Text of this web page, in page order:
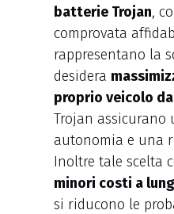
batterie Trojan,
comprovata
rappresentano la
desidera
proprio veicolo
Trojan assicurano
autonomia e una
Inoltre tale scelta
minori costi a
si riducono le